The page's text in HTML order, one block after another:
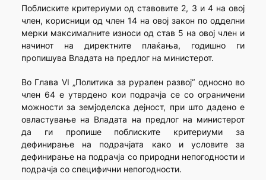
Поблиските критериуми од ставовите 2, 3 и 4 на овој
член, корисници од член 14 на овој закон по одделни
мерки максималните износи од став 5 на овој член и
начинот на директните плаќања, годишно ги
пропишува Владата на предлог на министерот.
Во Глава VI „Политика за рурален развој“ односно во
член 64 е утврдено кои подрачја се со ограничени
можности за земјоделска дејност, при што дадено е
овластување на Владата на предлог на министерот
да ги пропише поблиските критериуми за
дефинирање на подрачјата како и условите за
дефинирање на подрачја со природни непогодности и
подрачја со специфични непогодности.